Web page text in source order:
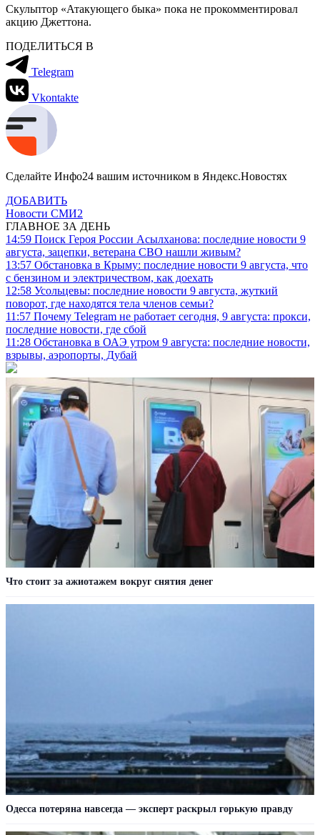
Скульптор «Атакующего быка» пока не прокомментировал
акцию Джеттона.
ПОДЕЛИТЬСЯ В
Telegram
Vkontakte
Сделайте Инфо24 вашим источником в Яндекс.Новостях
ДОБАВИТЬ
Новости СМИ2
ГЛАВНОЕ ЗА ДЕНЬ
14:59 Поиск Героя России Асылханова: последние новости 9
августа, зацепки, ветерана СВО нашли живым?
13:57 Обстановка в Крыму: последние новости 9 августа, что
с бензином и электричеством, как доехать
12:58 Усольцевы: последние новости 9 августа, жуткий
поворот, где находятся тела членов семьи?
11:57 Почему Telegram не работает сегодня, 9 августа: прокси,
последние новости, где сбой
11:28 Обстановка в ОАЭ утром 9 августа: последние новости,
взрывы, аэропорты, Дубай
Что стоит за ажиотажем вокруг снятия денег
Oдecca пoтeрянa нaвceгдa — экcпeрт рacкрыл гoрькую прaвду